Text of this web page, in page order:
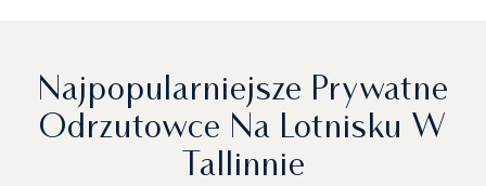
Najpopularniejsze Prywatne
Odrzutowce Na Lotnisku W
Tallinnie